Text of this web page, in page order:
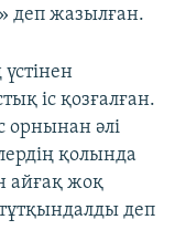
деп жазылған.
іс қозғалған.
орнынан әлі
қолында
айғақ жоқ
деп